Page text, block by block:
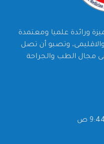
ورائدة علميا ومعتمدة
وتصبو أن تصل
مجال الطب والجراحة